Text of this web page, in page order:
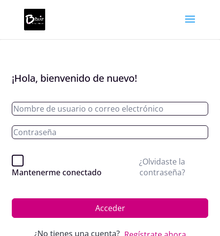
¡Hola, bienvenido de nuevo!
Mantenerme conectado
¿Olvidaste la
contraseña?
Acceder
¿No tienes una cuenta?